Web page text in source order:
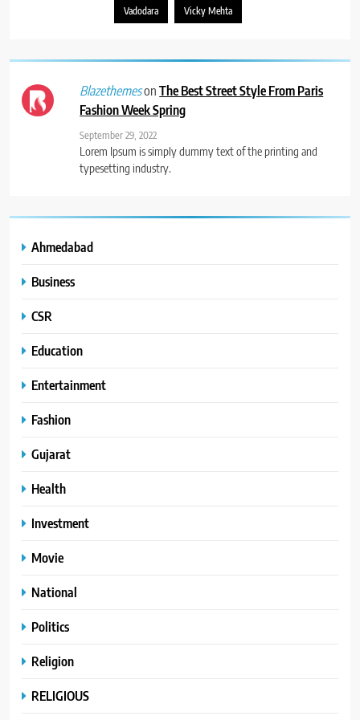
Vadodara Vicky Mehta
BlazethemesonThe Best Street Style From Paris
Fashion Week Spring
September 29, 2022
Lorem Ipsum is simply dummy text of the printing and
typesetting industry.
Ahmedabad
Business
CSR
Education
Entertainment
Fashion
Gujarat
Health
Investment
Movie
National
Politics
Religion
RELIGIOUS